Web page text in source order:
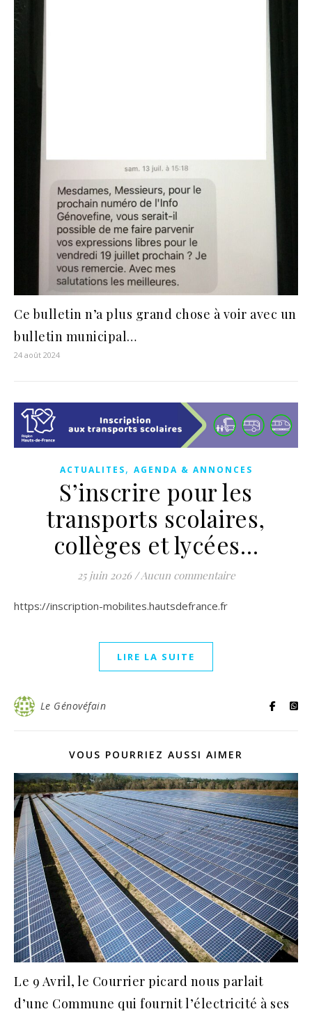
Ce bulletin n’a plus grand chose à voir avec un
bulletin municipal…
24 août 2024
ACTUALITES, AGENDA & ANNONCES
S’inscrire pour les
transports scolaires,
collèges et lycées…
25 juin 2026 /Aucun commentaire
https://inscription-mobilites.hautsdefrance.fr
LIRE LA SUITE
Le Génovéfain
VOUS POURRIEZ AUSSI AIMER
Le 9 Avril, le Courrier picard nous parlait
d’une Commune qui fournit l’électricité à ses